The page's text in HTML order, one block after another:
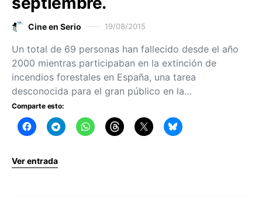
Cine en Serio 19/08/2015
Un total de 69 personas han fallecido desde el año
2000 mientras participaban en la extinción de
incendios forestales en España, una tarea
desconocida para el gran público en la…
Comparte esto:
Ver entrada